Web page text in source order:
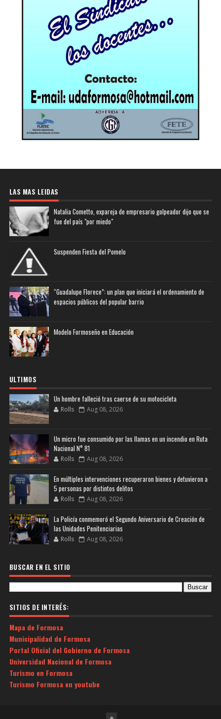
LAS MAS LEIDAS
Natalia Cometto, expareja de empresario golpeador dijo que se
fue del país "por miedo"
Suspenden Fiesta del Pomelo
“Guadalupe Florece”: un plan que iniciará el ordenamiento de
espacios públicos del popular barrio
Modelo Formoseño en Educación
ULTIMOS
Un hombre falleció tras caerse de su motocicleta
Rolls Aug 08, 2026
Un micro fue consumido por las llamas en un incendio en Ruta
Nacional N° 81
Rolls Aug 08, 2026
En múltiples intervenciones recuperaron bienes y detuvieron a
5 personas por distintos delitos
Rolls Aug 08, 2026
La Policía conmemoró el Segundo Aniversario de Creación de
las Unidades Penitenciarias
Rolls Aug 08, 2026
BUSCAR EN EL SITIO
SITIOS DE INTERÉS:
Mapa de Formosa
Municipalidad de Formosa
Portal Oficial del Gobierno de Formosa
Universidad Nacional de Formosa
Turismo en Formosa
Turismo Formosa en youtube